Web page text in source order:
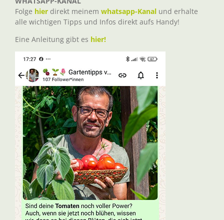
Folge hier direkt meinem whatsapp-Kanal und erhalte
alle wichtigen Tipps und Infos direkt aufs Handy!
Eine Anleitung gibt es hier!